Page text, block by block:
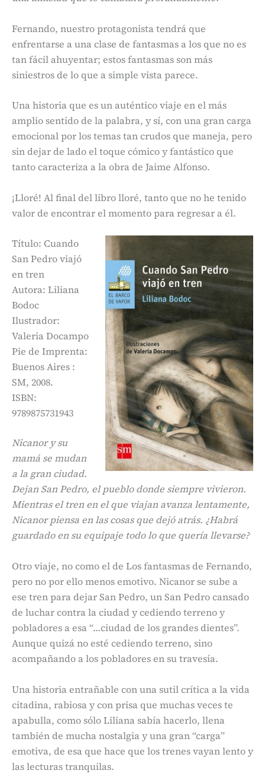
Fernando, nuestro protagonista tendrá que
enfrentarse a una clase de fantasmas a los que no es
tan fácil ahuyentar; estos fantasmas son más
siniestros de lo que a simple vista parece.
Una historia que es un auténtico viaje en el más
amplio sentido de la palabra, y sí, con una gran carga
emocional por los temas tan crudos que maneja, pero
sin dejar de lado el toque cómico y fantástico que
tanto caracteriza a la obra de Jaime Alfonso.
¡Lloré! Al final del libro lloré, tanto que no he tenido
valor de encontrar el momento para regresar a él.
Título: Cuando
San Pedro viajó
en tren
Autora: Liliana
Bodoc
Ilustrador:
Valeria Docampo
Pie de Imprenta:
Buenos Aires :
SM, 2008.
ISBN:
9789875731943
Nicanor y su
mamá se mudan
a la gran ciudad.
Dejan San Pedro, el pueblo donde siempre vivieron.
Mientras el tren en el que viajan avanza lentamente,
Nicanor piensa en las cosas que dejó atrás. ¿Habrá
guardado en su equipaje todo lo que quería llevarse?
Otro viaje, no como el de Los fantasmas de Fernando,
pero no por ello menos emotivo. Nicanor se sube a
ese tren para dejar San Pedro, un San Pedro cansado
de luchar contra la ciudad y cediendo terreno y
pobladores a esa “…ciudad de los grandes dientes”.
Aunque quizá no esté cediendo terreno, sino
acompañando a los pobladores en su travesía.
Una historia entrañable con una sutil crítica a la vida
citadina, rabiosa y con prisa que muchas veces te
apabulla, como sólo Liliana sabía hacerlo, llena
también de mucha nostalgia y una gran “carga”
emotiva, de esa que hace que los trenes vayan lento y
las lecturas tranquilas.